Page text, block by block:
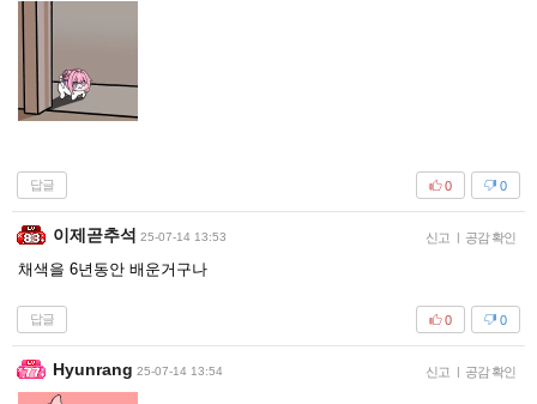
답글 0
0
이제곧추석 25-07-14 13:53 신고 | 공감 확인
채색을 6년동안 배운거구나
답글 0
0
Hyunrang 25-07-14 13:54 신고 | 공감 확인